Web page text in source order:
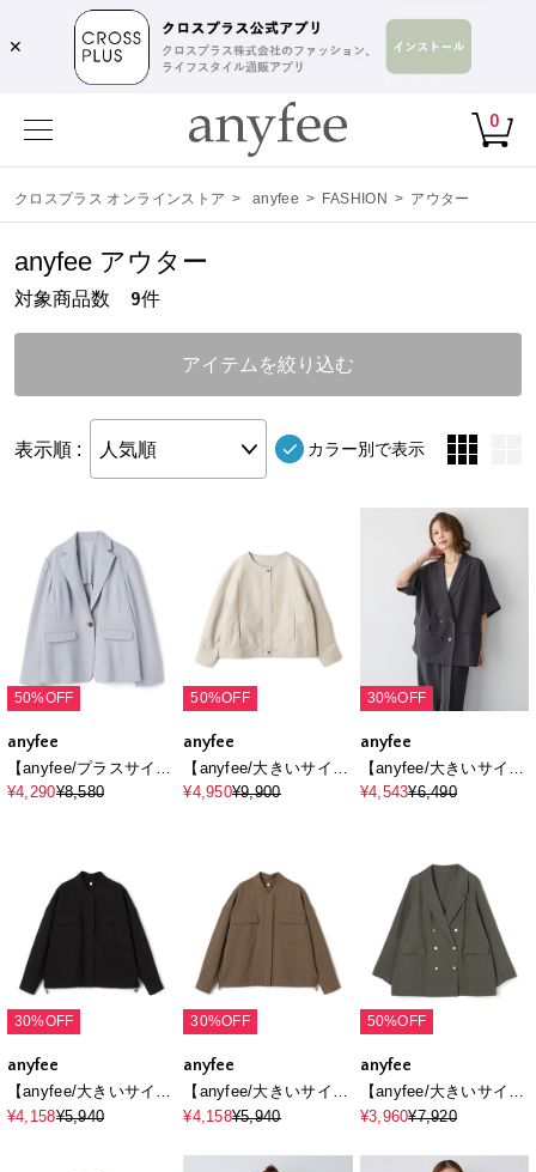
✕
0
クロスプラス オンラインストア > anyfee > FASHION > アウター
対象商品数 9件
anyfee アウター
アイテムを絞り込む
表示順 : 人気順 カラー別で表示
50%OFF
anyfee
【anyfee/プラスサイ
ズ】テーラードジャケ
下別売り
¥4,290¥8,580
50%OFF
anyfee
【anyfee/大きいサイ
ズ】フェイクレザーノ
¥4,950¥9,900
30%OFF
anyfee
【anyfee/大きいサイ
ズ】リネン調半袖テー
¥4,543¥6,490
30%OFF
anyfee
【anyfee/大きいサイ
ズ】ポケット付ウール
¥4,158¥5,940
30%OFF
anyfee
【anyfee/大きいサイ
ズ】ポケット付ウール
《セットアップ対応/上
¥4,158¥5,940
50%OFF
anyfee
【anyfee/大きいサイ
ズ】リネン調バックス
ケット《接触冷感 ・
¥3,960¥7,920